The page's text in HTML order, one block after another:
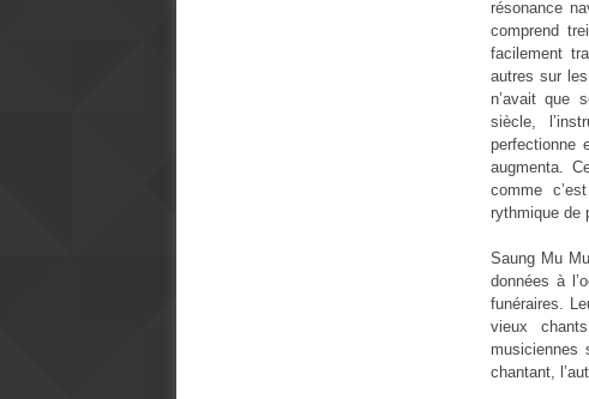
résonance
comprend
facilement
autres sur
n’avait que
siècle,
perfectionne
augmenta.
comme
rythmique de
Saung Mu
données à
funéraires.
vieux
musiciennes
chantant,